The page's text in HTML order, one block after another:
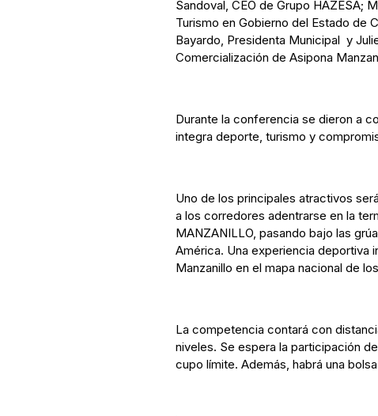
Sandoval, CEO de Grupo HAZESA;
Turismo en Gobierno del Estado de
Bayardo, Presidenta Municipal y
Comercialización de Asipona
Durante la conferencia se dieron a
integra deporte, turismo y
Uno de los principales atractivos
a los corredores adentrarse en la
MANZANILLO, pasando bajo las
América. Una experiencia deportiva
Manzanillo en el mapa nacional de
La competencia contará con
niveles. Se espera la participación
cupo límite. Además, habrá una